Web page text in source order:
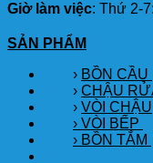
Giờ làm việc: Thứ 2-
SẢN PHẨM
› BỒN CẦU
› CHẬU
› VÒI CHẬU
› VÒI BẾP
› BỒN TẮM